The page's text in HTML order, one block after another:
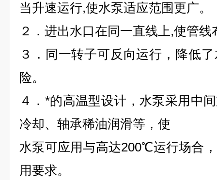
当升速运行,使水泵适应范围更广。
２．进出水口在同一直线上,使管
３．同一转子可反向运行，降低
险。
４．*的高温型设计，水泵采用中
冷却、轴承稀油润滑等，使
水泵可应用与高达200℃运行场合
用要求。